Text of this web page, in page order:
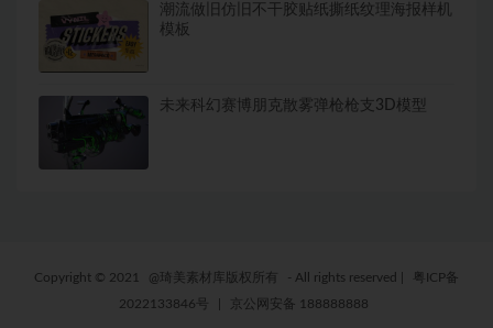
潮流做旧仿旧不干胶贴纸撕纸纹理海报样机
模板
未来科幻赛博朋克散雾弹枪枪支3D模型
Copyright © 2021 @琦美素材库版权所有 - All rights reserved
粤ICP备
2022133846号
京公网安备 188888888